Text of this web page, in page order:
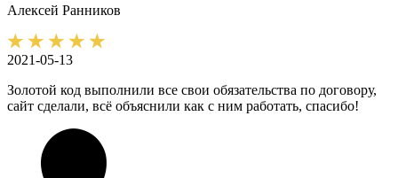
Алексей Ранников
2021-05-13
Золотой код выполнили все свои обязательства по договору,
сайт сделали, всё объяснили как с ним работать, спасибо!